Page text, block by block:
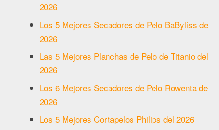
2026
Los 5 Mejores Secadores de Pelo BaByliss de
2026
Las 5 Mejores Planchas de Pelo de Titanio del
2026
Los 6 Mejores Secadores de Pelo Rowenta de
2026
Los 5 Mejores Cortapelos Philips del 2026